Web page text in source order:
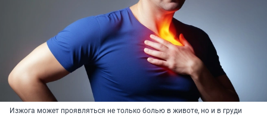
Изжога может проявляться не только болью в животе, но и в груди